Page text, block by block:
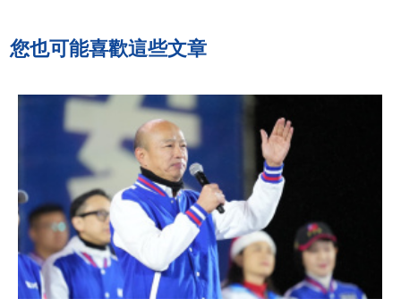
您也可能喜歡這些文章